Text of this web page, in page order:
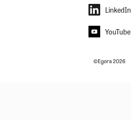
LinkedIn
YouTube
©Egora 2026